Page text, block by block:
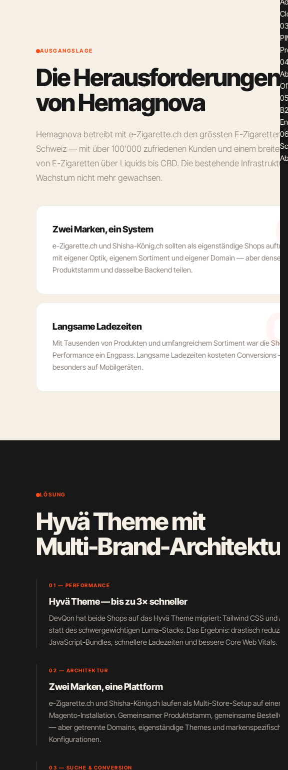
03
05
06
AUSGANGSLAGE
Die Herausforderungen
von Hemagnova
Hemagnova betreibt mit e-Zigarette.ch den grössten E-Zigaretten-
Schweiz — mit über 100'000 zufriedenen Kunden und einem breiten
von E-Zigaretten über Liquids bis CBD. Die bestehende
Wachstum nicht mehr gewachsen.
Zwei Marken, ein System
e-Zigarette.ch und Shisha-König.ch sollten als eigenständige Shops
mit eigener Optik, eigenem Sortiment und eigener Domain — aber
Produktstamm und dasselbe Backend teilen.
Langsame Ladezeiten
Mit Tausenden von Produkten und umfangreichem Sortiment war die Shop-
Performance ein Engpass. Langsame Ladezeiten kosteten Conversions —
besonders auf Mobilgeräten.
LÖSUNG
Hyvä Theme mit
Multi-Brand-Architektur
01 — PERFORMANCE
Hyvä Theme — bis zu 3× schneller
DevQon hat beide Shops auf das Hyvä Theme migriert: Tailwind CSS und
statt des schwergewichtigen Luma-Stacks. Das Ergebnis: drastisch
JavaScript-Bundles, schnellere Ladezeiten und bessere Core Web Vitals.
02 — ARCHITEKTUR
Zwei Marken, eine Plattform
e-Zigarette.ch und Shisha-König.ch laufen als Multi-Store-Setup auf einer
Magento-Installation. Gemeinsamer Produktstamm, gemeinsame
— aber getrennte Domains, eigenständige Themes und markenspezifische
Konfigurationen.
03 — SUCHE & CONVERSION